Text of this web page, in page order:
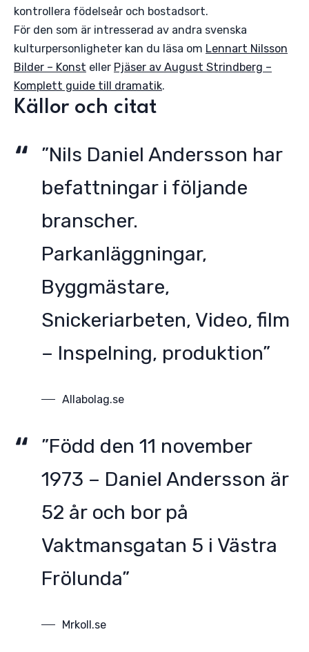
kontrollera födelseår och bostadsort.
För den som är intresserad av andra svenska
kulturpersonligheter kan du läsa om Lennart Nilsson
Bilder – Konst eller Pjäser av August Strindberg –
Komplett guide till dramatik.
Källor och citat
”Nils Daniel Andersson har
befattningar i följande
branscher.
Parkanläggningar,
Byggmästare,
Snickeriarbeten, Video, film
– Inspelning, produktion”
Allabolag.se
”Född den 11 november
1973 – Daniel Andersson är
52 år och bor på
Vaktmansgatan 5 i Västra
Frölunda”
Mrkoll.se